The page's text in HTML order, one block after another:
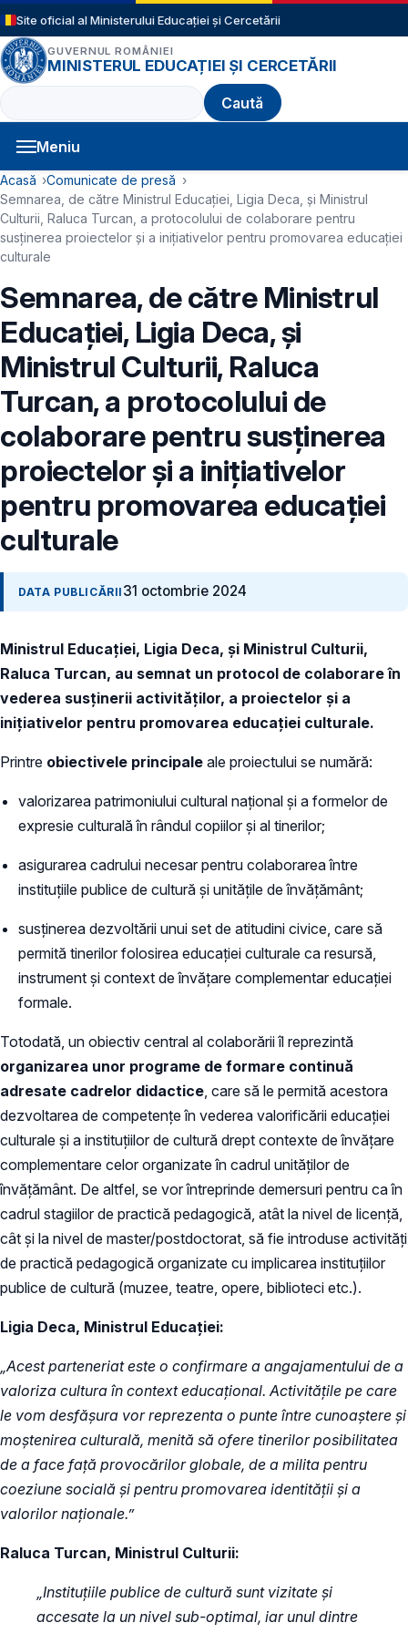
Sari la conținutul principal
Site oficial al Ministerului Educației și Cercetării
GUVERNUL ROMÂNIEI
MINISTERUL EDUCAȚIEI ȘI CERCETĂRII
Caută
Meniu
Navigație principală
Cale de navigare
Acasă
Comunicate de presă
Semnarea, de către Ministrul Educației, Ligia Deca, și Ministrul
Culturii, Raluca Turcan, a protocolului de colaborare pentru
susținerea proiectelor și a inițiativelor pentru promovarea educației
culturale
Semnarea, de către Ministrul
Educației, Ligia Deca, și
Ministrul Culturii, Raluca
Turcan, a protocolului de
colaborare pentru susținerea
proiectelor și a inițiativelor
pentru promovarea educației
culturale
DATA PUBLICĂRII 31 octombrie 2024
Ministrul Educației, Ligia Deca, și Ministrul Culturii,
Raluca Turcan, au semnat un protocol de colaborare în
vederea susținerii activităților, a proiectelor și a
inițiativelor pentru promovarea educației culturale.
Printre obiectivele principale ale proiectului se numără:
valorizarea patrimoniului cultural național și a formelor de
expresie culturală în rândul copiilor și al tinerilor;
asigurarea cadrului necesar pentru colaborarea între
instituțiile publice de cultură și unitățile de învățământ;
susținerea dezvoltării unui set de atitudini civice, care să
permită tinerilor folosirea educației culturale ca resursă,
instrument și context de învățare complementar educației
formale.
Totodată, un obiectiv central al colaborării îl reprezintă
organizarea unor programe de formare continuă
adresate cadrelor didactice , care să le permită acestora
dezvoltarea de competențe în vederea valorificării educației
culturale și a instituțiilor de cultură drept contexte de învățare
complementare celor organizate în cadrul unităților de
învățământ. De altfel, se vor întreprinde demersuri pentru ca în
cadrul stagiilor de practică pedagogică, atât la nivel de licență,
cât și la nivel de master/postdoctorat, să fie introduse activități
de practică pedagogică organizate cu implicarea instituțiilor
publice de cultură (muzee, teatre, opere, biblioteci etc.).
Ligia Deca, Ministrul Educației:
„Acest parteneriat este o confirmare a angajamentului de a
valoriza cultura în context educațional. Activitățile pe care
le vom desfășura vor reprezenta o punte între cunoaștere și
moștenirea culturală, menită să ofere tinerilor posibilitatea
de a face față provocărilor globale, de a milita pentru
coeziune socială și pentru promovarea identității și a
valorilor naționale.”
Raluca Turcan, Ministrul Culturii:
„Instituțiile publice de cultură sunt vizitate și
accesate la un nivel sub-optimal, iar unul dintre